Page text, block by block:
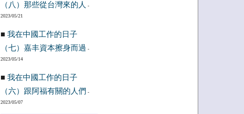
（八）那些從台灣來的人
-
2023/05/21
■ 我在中國工作的日子
（七）嘉丰資本擦身而過 -
2023/05/14
■ 我在中國工作的日子
（六）跟阿福有關的人們 -
2023/05/07